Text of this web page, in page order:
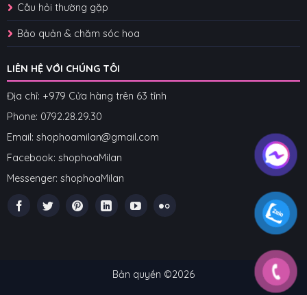
Câu hỏi thường gặp
Bảo quản & chăm sóc hoa
LIÊN HỆ VỚI CHÚNG TÔI
Địa chỉ: +979 Cửa hàng trên 63 tỉnh
Phone: 0792.28.29.30
Email: shophoamilan@gmail.com
Facebook: shophoaMilan
Messenger: shophoaMilan
Bản quyền ©2026